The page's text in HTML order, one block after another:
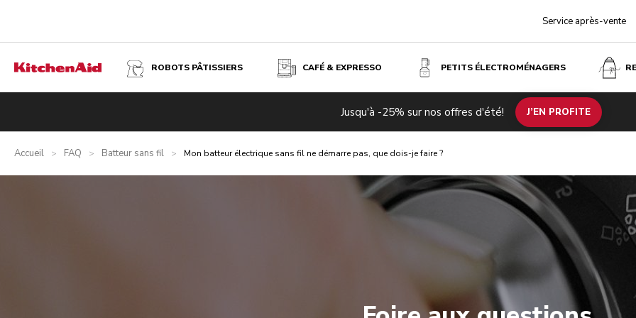
Service après-vente
ROBOTS PÂTISSIERS CAFÉ & EXPRESSO PETITS ÉLECTROMÉNAGERS
Jusqu'à -25% sur nos offres d'été! J’EN PROFITE
Accueil > FAQ > Batteur sans fil > Mon batteur électrique sans fil ne démarre pas, que dois-je faire ?